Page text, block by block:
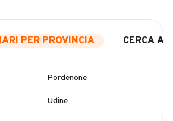
PER PROVINCIA CERCA
Pordenone
Udine